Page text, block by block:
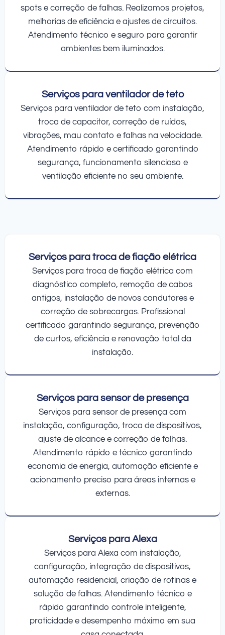
spots e correção de falhas. Realizamos projetos,
melhorias de eficiência e ajustes de circuitos.
Atendimento técnico e seguro para garantir
ambientes bem iluminados.
Serviços para ventilador de teto
Serviços para ventilador de teto com instalação,
troca de capacitor, correção de ruídos,
vibrações, mau contato e falhas na velocidade.
Atendimento rápido e certificado garantindo
segurança, funcionamento silencioso e
ventilação eficiente no seu ambiente.
Serviços para troca de fiação elétrica
Serviços para troca de fiação elétrica com
diagnóstico completo, remoção de cabos
antigos, instalação de novos condutores e
correção de sobrecargas. Profissional
certificado garantindo segurança, prevenção
de curtos, eficiência e renovação total da
instalação.
Serviços para sensor de presença
Serviços para sensor de presença com
instalação, configuração, troca de dispositivos,
ajuste de alcance e correção de falhas.
Atendimento rápido e técnico garantindo
economia de energia, automação eficiente e
acionamento preciso para áreas internas e
externas.
Serviços para Alexa
Serviços para Alexa com instalação,
configuração, integração de dispositivos,
automação residencial, criação de rotinas e
solução de falhas. Atendimento técnico e
rápido garantindo controle inteligente,
praticidade e desempenho máximo em sua